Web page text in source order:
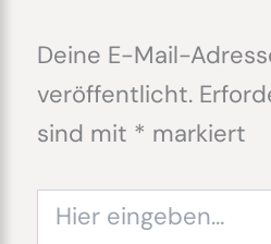
Deine E-Mail-
veröffentlicht.
sind mit * markiert
eingeben…